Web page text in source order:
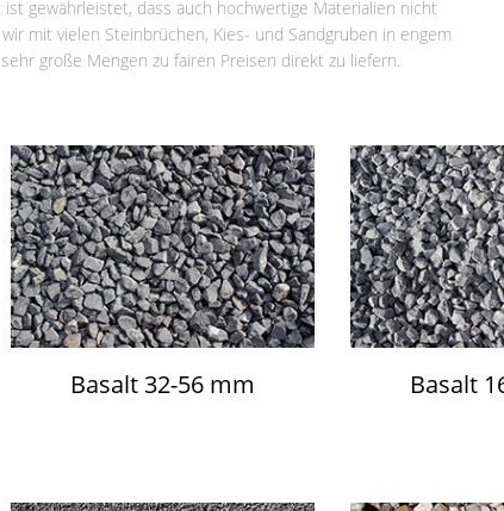
gewährleistet, dass auch hochwertige Materialien nicht
mit vielen Steinbrüchen, Kies- und Sandgruben in engem
große Mengen zu fairen Preisen direkt zu liefern.
Basalt 32-56 mm Basalt